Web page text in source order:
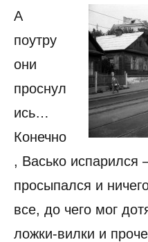
А
поутру
они
проснул
ись…
Конечно
, Васько испарился
просыпался и
все, до чего мог
ложки-вилки и